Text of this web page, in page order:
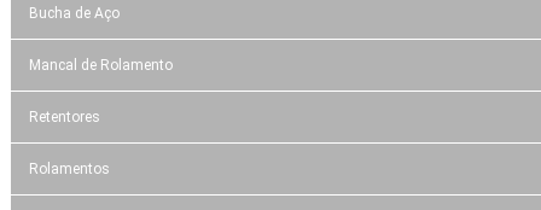
Bucha de Aço
Mancal de Rolamento
Retentores
Rolamentos